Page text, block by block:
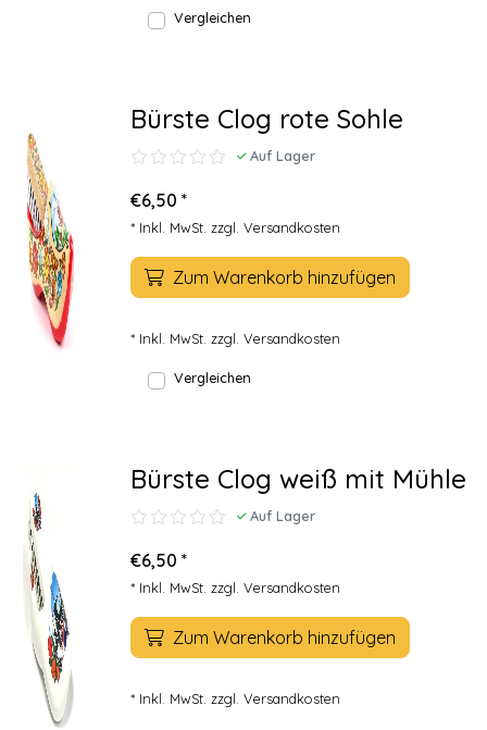
Vergleichen
Bürste Clog rote Sohle
Auf Lager
€6,50 *
* Inkl. MwSt. zzgl. Versandkosten
Zum Warenkorb hinzufügen
* Inkl. MwSt. zzgl. Versandkosten
Vergleichen
Bürste Clog weiß mit Mühle
Auf Lager
€6,50 *
* Inkl. MwSt. zzgl. Versandkosten
Zum Warenkorb hinzufügen
* Inkl. MwSt. zzgl. Versandkosten